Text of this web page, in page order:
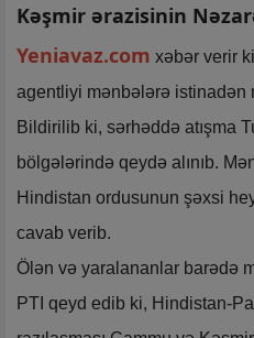
Kəşmir ərazisinin
Yeniavaz.com xəbər verir
agentliyi mənbələrə istinadən
Bildirilib ki, sərhəddə atışma
bölgələrində qeydə alınıb.
Hindistan ordusunun şəxsi
cavab verib.
Ölən və yaralananlar barədə
PTI qeyd edib ki, Hindistan-